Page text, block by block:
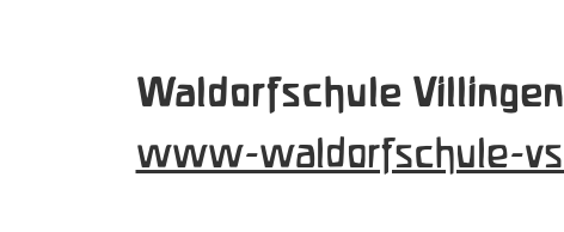
Waldorfschule
www-waldorfschule-